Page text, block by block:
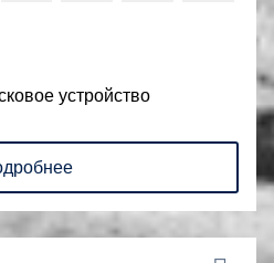
устройство